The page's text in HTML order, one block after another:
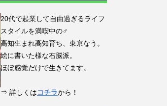
20代で起業して自由過ぎるライフ
スタイルを満喫中の♂
高知生まれ高知育ち、東京なう。
絵に書いた様な右脳派。
ほぼ感覚だけで生きてます。
⇒ 詳しくはコチラから！